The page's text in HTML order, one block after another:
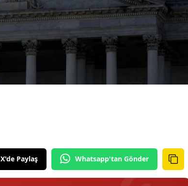
Çankırı
Denizli
Erzurum
Eskişehir
X'de Paylaş Whatsapp'tan Gönder
kon...